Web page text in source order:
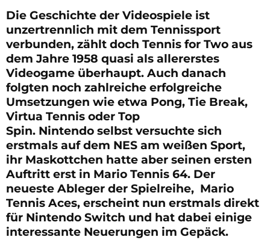
Die Geschichte der Videospiele ist
unzertrennlich mit dem Tennissport
verbunden, zählt doch Tennis for Two aus
dem Jahre 1958 quasi als allererstes
Videogame überhaupt. Auch danach
folgten noch zahlreiche erfolgreiche
Umsetzungen wie etwa Pong, Tie Break,
Virtua Tennis oder Top
Spin. Nintendo selbst versuchte sich
erstmals auf dem NES am weißen Sport,
ihr Maskottchen hatte aber seinen ersten
Auftritt erst in Mario Tennis 64. Der
neueste Ableger der Spielreihe, Mario
Tennis Aces, erscheint nun erstmals direkt
für Nintendo Switch und hat dabei einige
interessante Neuerungen im Gepäck.